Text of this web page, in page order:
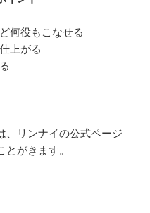
何役もこなせる
上がる
、リンナイの公式ページ
がきます。